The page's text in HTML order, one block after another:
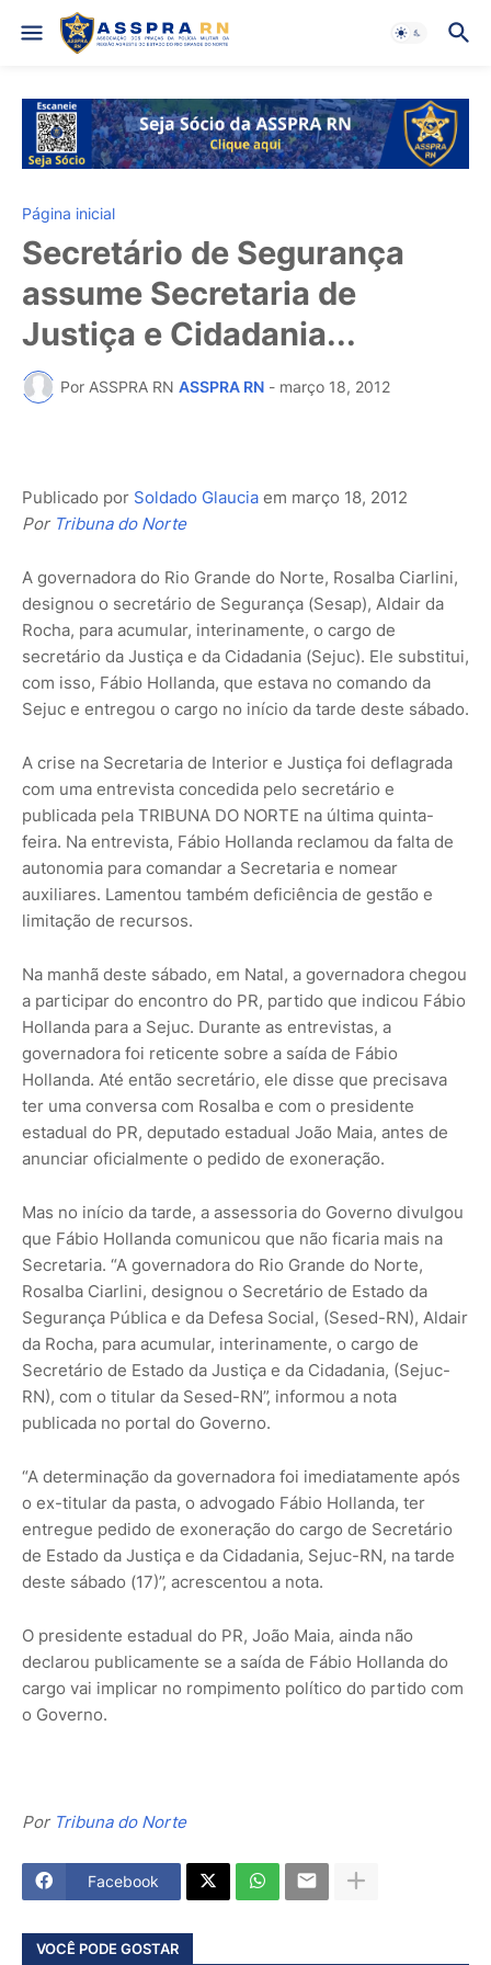
Página inicial
Secretário de Segurança
assume Secretaria de
Justiça e Cidadania...
Por ASSPRA RN ASSPRA RN - março 18, 2012
Publicado por Soldado Glaucia em março 18, 2012
Por Tribuna do Norte
A governadora do Rio Grande do Norte, Rosalba Ciarlini,
designou o secretário de Segurança (Sesap), Aldair da
Rocha, para acumular, interinamente, o cargo de
secretário da Justiça e da Cidadania (Sejuc). Ele substitui,
com isso, Fábio Hollanda, que estava no comando da
Sejuc e entregou o cargo no início da tarde deste sábado.
A crise na Secretaria de Interior e Justiça foi deflagrada
com uma entrevista concedida pelo secretário e
publicada pela TRIBUNA DO NORTE na última quinta-
feira. Na entrevista, Fábio Hollanda reclamou da falta de
autonomia para comandar a Secretaria e nomear
auxiliares. Lamentou também deficiência de gestão e
limitação de recursos.
Na manhã deste sábado, em Natal, a governadora chegou
a participar do encontro do PR, partido que indicou Fábio
Hollanda para a Sejuc. Durante as entrevistas, a
governadora foi reticente sobre a saída de Fábio
Hollanda. Até então secretário, ele disse que precisava
ter uma conversa com Rosalba e com o presidente
estadual do PR, deputado estadual João Maia, antes de
anunciar oficialmente o pedido de exoneração.
Mas no início da tarde, a assessoria do Governo divulgou
que Fábio Hollanda comunicou que não ficaria mais na
Secretaria. “A governadora do Rio Grande do Norte,
Rosalba Ciarlini, designou o Secretário de Estado da
Segurança Pública e da Defesa Social, (Sesed-RN), Aldair
da Rocha, para acumular, interinamente, o cargo de
Secretário de Estado da Justiça e da Cidadania, (Sejuc-
RN), com o titular da Sesed-RN”, informou a nota
publicada no portal do Governo.
“A determinação da governadora foi imediatamente após
o ex-titular da pasta, o advogado Fábio Hollanda, ter
entregue pedido de exoneração do cargo de Secretário
de Estado da Justiça e da Cidadania, Sejuc-RN, na tarde
deste sábado (17)”, acrescentou a nota.
O presidente estadual do PR, João Maia, ainda não
declarou publicamente se a saída de Fábio Hollanda do
cargo vai implicar no rompimento político do partido com
o Governo.
Por Tribuna do Norte
Facebook
VOCÊ PODE GOSTAR